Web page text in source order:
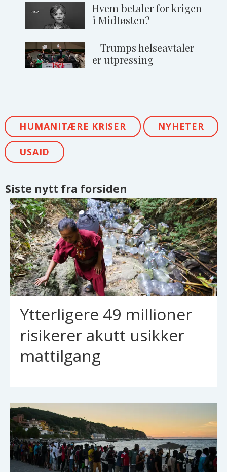
Hvem betaler for krigen
i Midtøsten?
– Trumps helseavtaler
er utpressing
HUMANITÆRE KRISER NYHETER
USAID
Siste nytt fra forsiden
Ytterligere 49 millioner
risikerer akutt usikker
mattilgang